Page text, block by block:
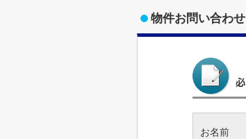
物件お問い合わせ
お名前